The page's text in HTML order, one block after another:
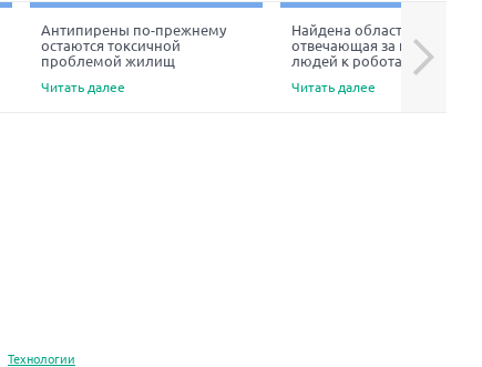
Антипирены по-прежнему
остаются токсичной
проблемой жилищ
Читать далее
Найдена область мозга,
отвечающая за неприязнь
людей к роботам
Читать далее
Next
Технологии